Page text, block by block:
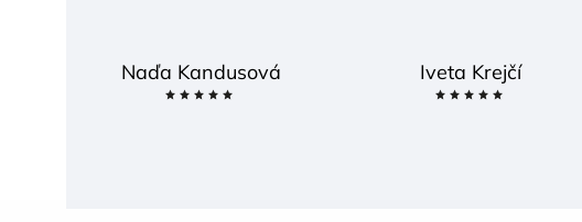
Naďa Kandusová Iveta Krejčí